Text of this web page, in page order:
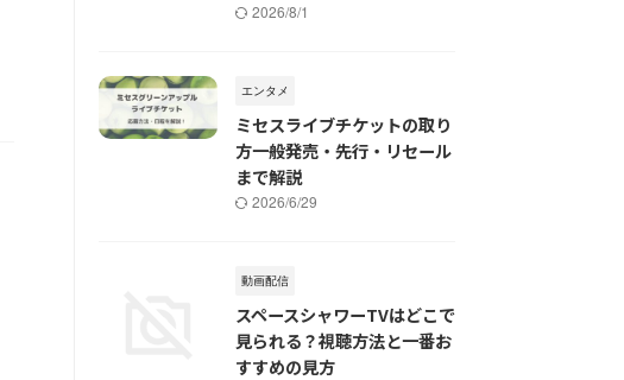
2026/8/1
エンタメ
ミセスライブチケットの取り
方一般発売・先行・リセール
まで解説
2026/6/29
動画配信
スペースシャワーTVはどこで
見られる？視聴方法と一番お
すすめの見方